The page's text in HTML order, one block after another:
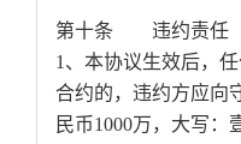
第十条 违约责任
1、本协议生效后，
合约的，违约方应向
民币1000万，大写：